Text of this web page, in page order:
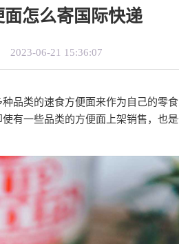
面怎么寄国际快递
2023-06-21 15:36:07
品类的速食方便面来作为自己的零
有一些品类的方便面上架销售，也